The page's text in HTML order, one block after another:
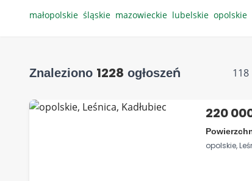
małopolskie śląskie mazowieckie lubelskie opolskie
Znaleziono 1228 ogłoszeń 118
220
opolskie,